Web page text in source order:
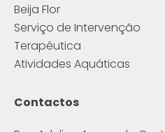
Beija Flor
Serviço de Intervenção
Terapêutica
Atividades Aquáticas
Contactos